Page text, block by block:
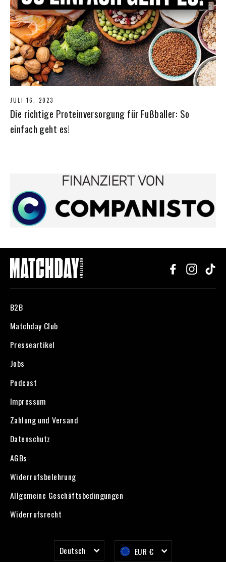
JULI 16, 2023
Die richtige Proteinversorgung für Fußballer: So
einfach geht es!
Facebook
B2B
Matchday Club
Presseartikel
Jobs
Podcast
Impressum
Zahlung und Versand
Datenschutz
AGBs
Widerrufsbelehrung
Allgemeine Geschäftsbedingungen
Widerrufsrecht
Sprache
Deutsch Währung
EUR €